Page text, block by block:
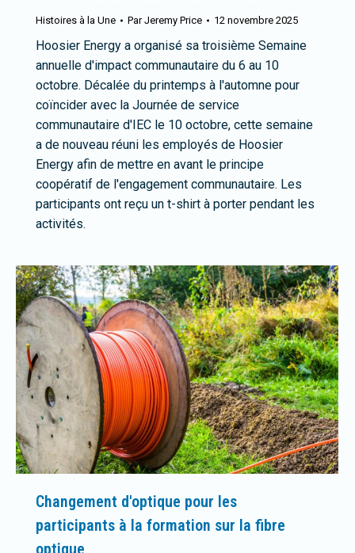
Histoires à la Une ParJeremy Price 12 novembre 2025
Hoosier Energy a organisé sa troisième Semaine
annuelle d'impact communautaire du 6 au 10
octobre. Décalée du printemps à l'automne pour
coïncider avec la Journée de service
communautaire d'IEC le 10 octobre, cette semaine
a de nouveau réuni les employés de Hoosier
Energy afin de mettre en avant le principe
coopératif de l'engagement communautaire. Les
participants ont reçu un t-shirt à porter pendant les
activités.
Changement d'optique pour les
participants à la formation sur la fibre
optique